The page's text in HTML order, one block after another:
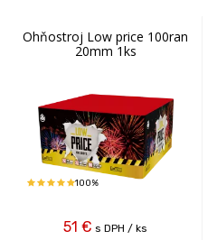
Ohňostroj Low price 100ran
20mm 1ks
100%
51 € s DPH / ks